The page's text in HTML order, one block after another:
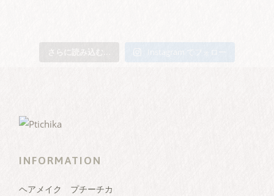
さらに読み込む... Instagram でフォロー
INFORMATION
ヘアメイク プチーチカ